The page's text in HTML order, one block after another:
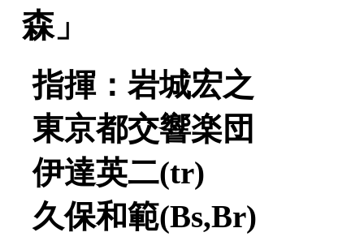
森」
指揮：岩城宏之
東京都交響楽団
伊達英二(tr)
久保和範(Bs,Br)